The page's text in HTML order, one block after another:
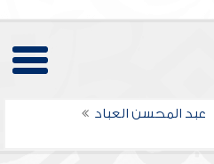
عبد المحسن العباد